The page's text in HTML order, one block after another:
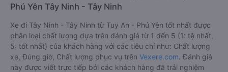
Phú Yên Tây Ninh - Tây Ninh
Xe đi Tây Ninh - Tây Ninh từ Tuy An - Phú Yên tốt nhất được
phân loại chất lượng dựa trên đánh giá từ 1 đến 5 (1: tệ nhất,
5: tốt nhất) của khách hàng với các tiêu chí như: Chất lượng
xe, Đúng giờ, Chất lượng phục vụ trên Vexere.com. Đánh giá
này được viết trực tiếp bởi các khách hàng đã trải nghiệm